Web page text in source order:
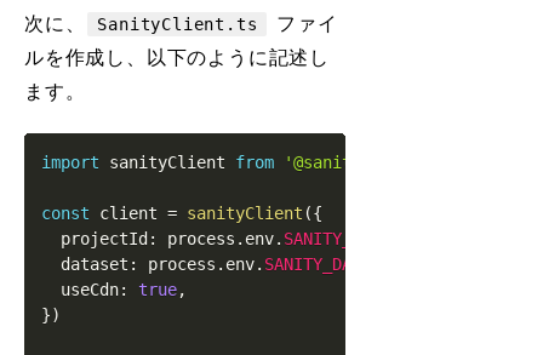
次に、 SanityClient.ts
ファイ
ルを作成し、以下のように記述し
ます。
import sanityClient from '@sanity/client'
const client = sanityClient ({
  projectId
: process . env. SANITY_PROJECT_ID
  dataset
: process . env. SANITY_DATASET
  useCdn
: true,
})